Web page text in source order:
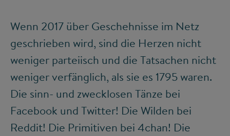
Wenn 2017 über Geschehnisse im Netz
geschrieben wird, sind die Herzen nicht
weniger parteiisch und die Tatsachen nicht
weniger verfänglich, als sie es 1795 waren.
Die sinn- und zwecklosen Tänze bei
Facebook und Twitter! Die Wilden bei
Reddit! Die Primitiven bei 4chan! Die